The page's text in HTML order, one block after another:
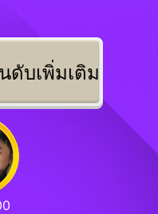
ดับเพิ่มเติม